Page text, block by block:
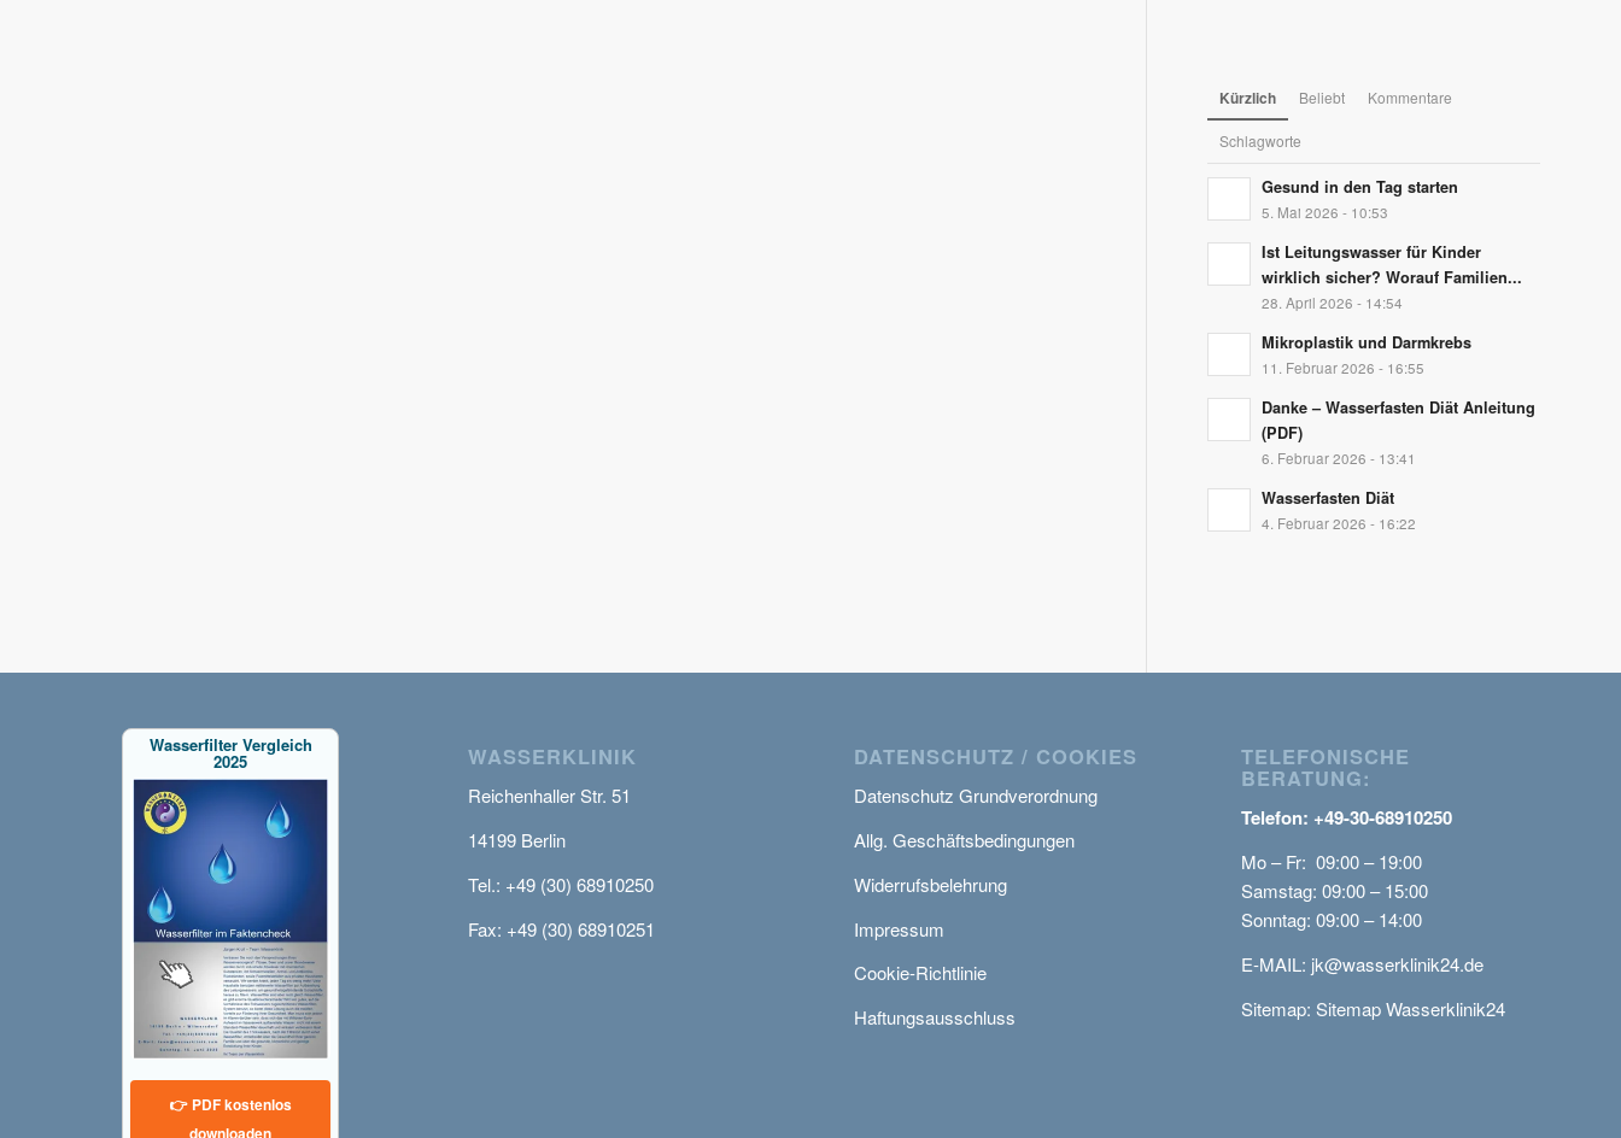
Kürzlich Beliebt Kommentare
Schlagworte
Gesund in den Tag starten
5. Mai 2026 - 10:53
Ist Leitungswasser für Kinder
wirklich sicher? Worauf Familien...
28. April 2026 - 14:54
Mikroplastik und Darmkrebs
11. Februar 2026 - 16:55
Danke – Wasserfasten Diät Anleitung
(PDF)
6. Februar 2026 - 13:41
Wasserfasten Diät
4. Februar 2026 - 16:22
Wasserfilter Vergleich
2025
👉 PDF kostenlos
downloaden
WASSERKLINIK
Reichenhaller Str. 51
14199 Berlin
Tel.: +49 (30) 68910250
Fax: +49 (30) 68910251
DATENSCHUTZ / COOKIES
Datenschutz Grundverordnung
Allg. Geschäftsbedingungen
Widerrufsbelehrung
Impressum
Cookie-Richtlinie
Haftungsausschluss
TELEFONISCHE
BERATUNG:
Telefon: +49-30-68910250
Mo – Fr: 09:00 – 19:00
Samstag: 09:00 – 15:00
Sonntag: 09:00 – 14:00
E-MAIL: jk@wasserklinik24.de
Sitemap: Sitemap Wasserklinik24